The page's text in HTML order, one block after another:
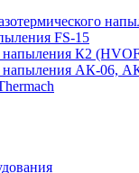
FS-15
напыления К2
напыления АК-06,